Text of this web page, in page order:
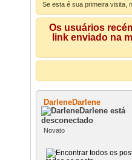
Se esta é sua primeira visita,
Os usuários
link enviado na
DarleneDarlene
Novato